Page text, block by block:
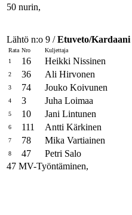
50 nurin,
Lähtö n:o 9 /Etuveto/Kardaani
Rata Nro Kuljettaja
1
16 Heikki Nissinen
2 36 Ali Hirvonen
3 74 Jouko Koivunen
4 3 Juha Loimaa
5 10 Jani Lintunen
6 111 Antti Kärkinen
7 78 Mika Vartiainen
8 47 Petri Salo
47 MV-Työntäminen,